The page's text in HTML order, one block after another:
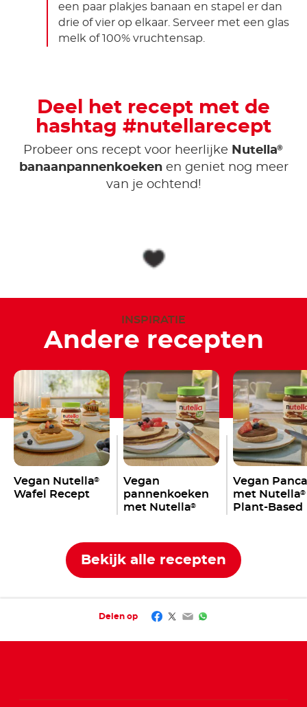
een paar plakjes banaan en stapel er dan
drie of vier op elkaar. Serveer met een glas
melk of 100% vruchtensap.
Deel het recept met de
hashtag #nutellarecept
Probeer ons recept voor heerlijke Nutella®
banaanpannenkoekenen geniet nog meer
van je ochtend!
INSPIRATIE
Andere recepten
Vegan Nutella®
Wafel Recept
Vegan
pannenkoeken
met Nutella®
Vegan
met Nutella®
Plant-Based
Bekijk alle recepten
Delen op Facebook
Twitter
EmailWhatsApp